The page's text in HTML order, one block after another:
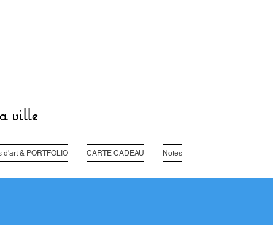
ville
d'art & PORTFOLIO CARTE CADEAU Notes